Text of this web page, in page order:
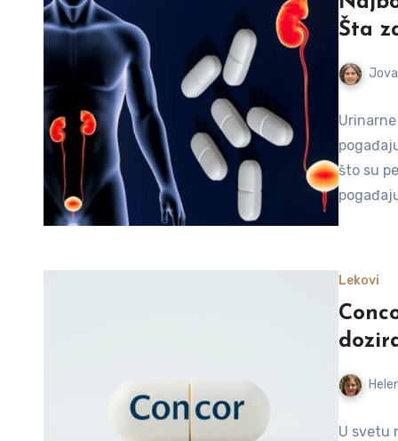
Šta
što su
Lekovi
U svetu